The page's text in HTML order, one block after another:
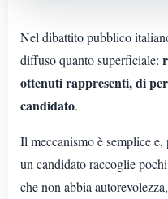
Nel dibattito pubblico
diffuso quanto superficiale:
ottenuti rappresenti, di
candidato.
Il meccanismo è semplice
un candidato raccoglie
che non abbia